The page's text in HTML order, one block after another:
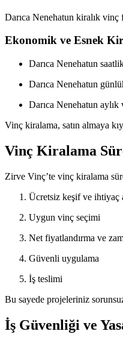
Darıca Nenehatun kiralık
Ekonomik ve Esnek
Darıca Nenehatun
Darıca Nenehatun
Darıca Nenehatun
Vinç kiralama, satın almaya
Vinç Kiralama
Zirve Vinç’te vinç kiralama
Ücretsiz keşif ve ihtiyaç
Uygun vinç seçimi
Net fiyatlandırma ve
Güvenli uygulama
İş teslimi
Bu sayede projeleriniz
İş Güvenliği ve